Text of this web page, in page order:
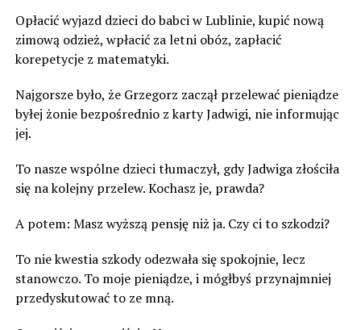
Opłacić wyjazd dzieci do babci w Lublinie, kupić nową
zimową odzież, wpłacić za letni obóz, zapłacić
korepetycje z matematyki.
Najgorsze było, że Grzegorz zaczął przelewać pieniądze
byłej żonie bezpośrednio z karty Jadwigi, nie informując
jej.
To nasze wspólne dzieci tłumaczył, gdy Jadwiga złościła
się na kolejny przelew. Kochasz je, prawda?
A potem: Masz wyższą pensję niż ja. Czy ci to szkodzi?
To nie kwestia szkody odezwała się spokojnie, lecz
stanowczo. To moje pieniądze, i mógłbyś przynajmniej
przedyskutować to ze mną.